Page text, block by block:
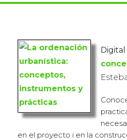
en el proyecto i en la